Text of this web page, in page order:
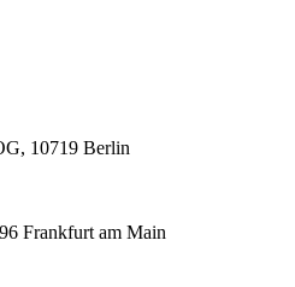
10719 Berlin
Frankfurt am Main